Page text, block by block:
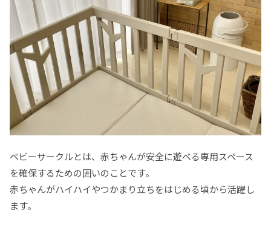
ベビーサークルとは、赤ちゃんが安全に遊べる専用スペース
を確保するための囲いのことです。
赤ちゃんがハイハイやつかまり立ちをはじめる頃から活躍し
ます。